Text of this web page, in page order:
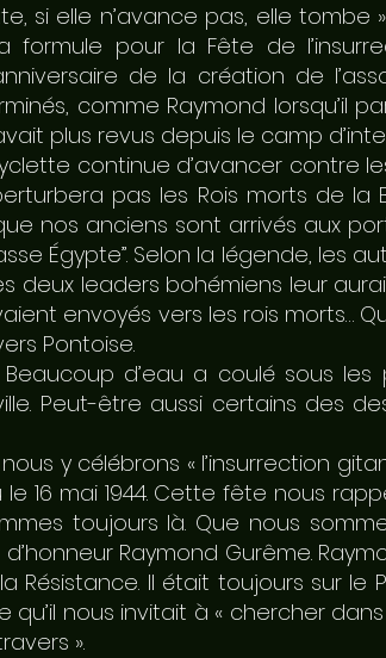
si elle n’avance pas, elle
formule pour la Fête de
de la création de
comme Raymond lorsqu’il
plus revus depuis le camp
continue d’avancer contre
pas les Rois morts de la
nos anciens sont arrivés aux
Égypte”. Selon la légende, les
deux leaders bohémiens leur
envoyés vers les rois morts…
Pontoise.
d’eau a coulé sous
Peut-être aussi certains des
y célébrons « l’insurrection
16 mai 1944. Cette fête nous
toujours là. Que nous
Raymond Gurême.
Il était toujours sur le
qu’il nous invitait à « chercher
».